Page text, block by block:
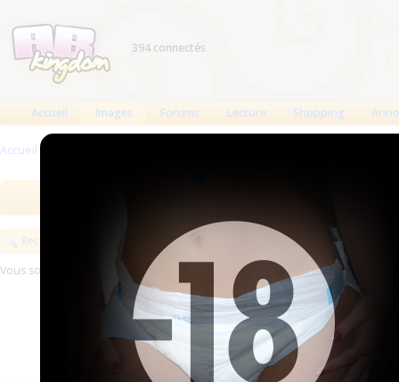
394 connectés
Accueil Images Forums Lecture Shopping
Accueil >
Rechercher
Vous souhaitez exposer vos images sur ABKingdom ?Commencez ici